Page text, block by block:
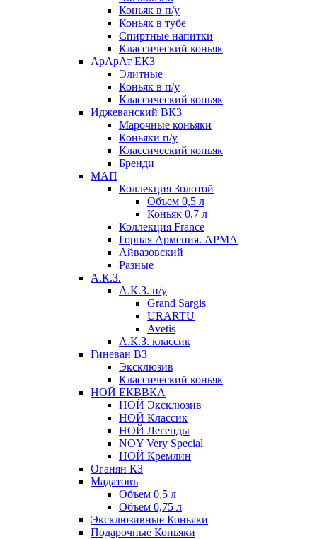
Коньяк в п/у
Коньяк в тубе
Спиртные напитки
Классический коньяк
АрАрАт ЕКЗ
Элитные
Коньяк в п/у
Классический коньяк
Иджеванский ВКЗ
Марочные коньяки
Коньяки п/у
Классический коньяк
Бренди
МАП
Коллекция Золотой
Объем 0,5 л
Коньяк 0,7 л
Коллекция France
Горная Армения. АРМА
Айвазовский
Разные
А.К.З.
А.К.З. п/у
Grand Sargis
URARTU
Avetis
А.К.З. классик
Гиневан ВЗ
Эксклюзив
Классический коньяк
НОЙ ЕКВВКА
НОЙ Эксклюзив
НОЙ Классик
НОЙ Легенды
NOY Very Speсial
НОЙ Кремлин
Оганян КЗ
Мадатовъ
Объем 0,5 л
Объем 0,75 л
Эксклюзивные Коньяки
Подарочные Коньяки